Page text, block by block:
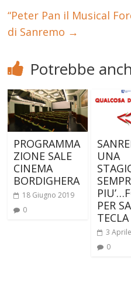
“Peter Pan il Musical
di Sanremo →
Potrebbe
PROGRAMMA
ZIONE SALE
CINEMA
BORDIGHERA
18 Giugno 2019
0
UNA
PER
TECLA
3
0